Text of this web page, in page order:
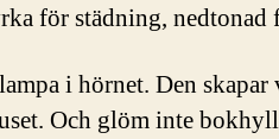
för städning,
i hörnet. Den skapar
Och glöm inte